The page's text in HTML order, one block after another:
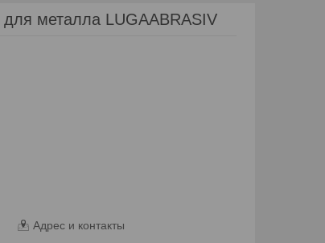
металла LUGAABRASIV
Адрес и контакты